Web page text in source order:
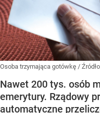
Osoba trzymająca gotówkę /
Nawet 200 tys. osób
emerytury. Rządowy
automatyczne